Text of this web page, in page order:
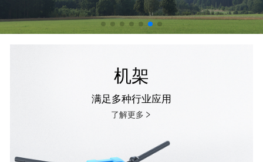
机架
满足多种行业应用
了解更多